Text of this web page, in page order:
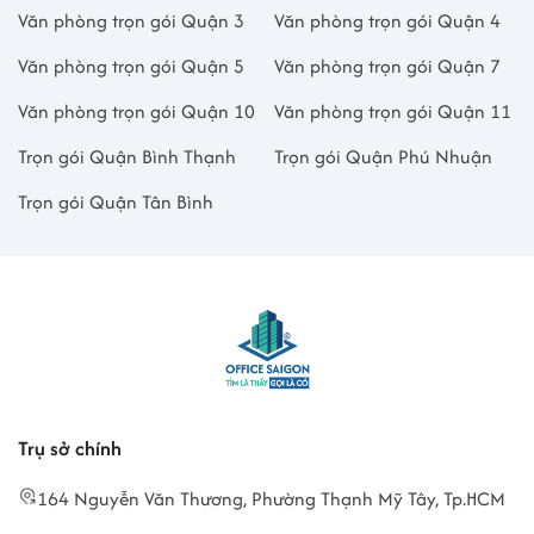
Văn phòng trọn gói Quận 3
Văn phòng trọn gói Quận 4
Văn phòng trọn gói Quận 5
Văn phòng trọn gói Quận 7
Văn phòng trọn gói Quận 10
Văn phòng trọn gói Quận 11
Trọn gói Quận Bình Thạnh
Trọn gói Quận Phú Nhuận
Trọn gói Quận Tân Bình
Trụ sở chính
164 Nguyễn Văn Thương, Phường Thạnh Mỹ Tây, Tp.HCM